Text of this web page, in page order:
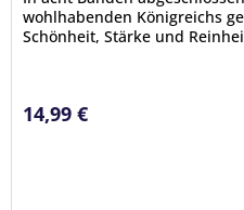
wohlhabenden Königreichs
Schönheit, Stärke und
14,99 €